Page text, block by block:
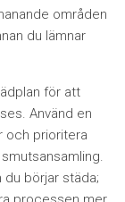
områden
du lämnar
för att
Använd en
och prioritera
du börjar städa;